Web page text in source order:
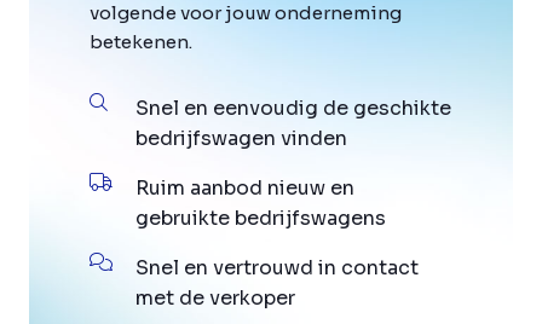
volgende voor jouw onderneming
betekenen.
Snel en eenvoudig de geschikte
bedrijfswagen vinden
Ruim aanbod nieuw en
gebruikte bedrijfswagens
Snel en vertrouwd in contact
met de verkoper